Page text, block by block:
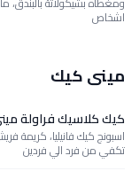
اشخاص
مينى كيك
كيك كلاسيك فراولة
اسبونج كيك فانيليا، كريمة
تكفي من فرد الي فردين